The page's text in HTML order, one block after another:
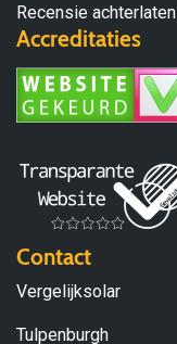
Recensie achterlaten
Accreditaties
Contact
Vergelijksolar
Tulpenburgh